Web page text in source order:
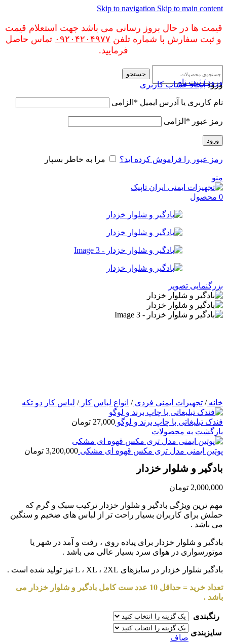
Skip to navigation Skip to main content
قیمت ها در حال بروز رسانی می باشد جهت استعلام قیمت
و ثبت سفارش با شماره تلفن ۰۹۲۰۴۲۰۴۹۷۷ تماس حاصل
فرمایید.
جستجو
ورود / ثبت نام
ورودایجاد حساب کاربری
نام کاربری یا آدرس ایمیل * الزامی
رمز عبور * الزامی
ورود
رمز عبور را فراموش کرده اید؟ مرا به خاطر بسپار
منو
0 محصول
بزرگنمایی تصویر
خانه/ تجهیرات ایمنی فردی/ انواع لباس کار/ لباس کار دو تکه
فندک تبلیغاتی با چاپ برند و لوگو 27,000 تومان
بازگشت به محصولات
پوتین ایمنی مدل تری مکس قهوه ای مشکی 3,200,000 تومان
بادگیر و شلوار خزدار
2,000,000 تومان
مهم ترین ویژگی بادگیر و شلوار خزدار ترکیب سبک و گرم که
حملش برای کاربران بسیار راحت تر از لباس های ضخیم و سنگین
می باشد .
بادگیر و شلوار خزدار برای پیاده روی ، رفت و آمد در شهر یا
موتورسواری در هوای سرد بسیار عالی می باشد .
بادگیر شلوار خزدار در سایزهای L ، XL ، 2XL نیز تولید شده است .
تعداد خرید = حداقل 10 عدد ست کامل بادگیر و شلوار خزدار می
باشد .
رنگبندی
سایزبندی
صاف